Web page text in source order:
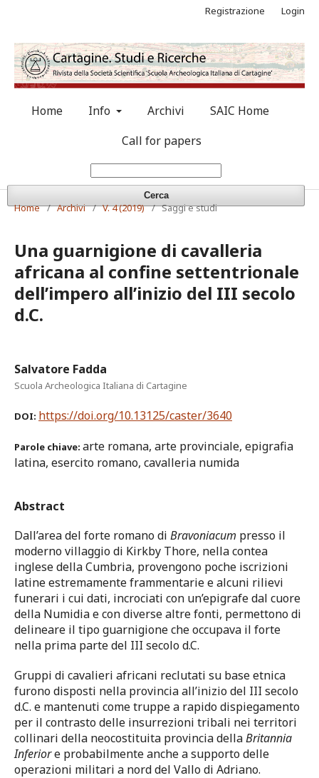
Home Info Archivi
SAIC Home
Call for papers
Cerca
Registrazione Login
Home / Archivi / V. 4 (2019) / Saggi e studi
Una guarnigione di cavalleria
africana al confine settentrionale
dell’impero all’inizio del III secolo
d.C.
Salvatore Fadda
Scuola Archeologica Italiana di Cartagine
DOI: https://doi.org/10.13125/caster/3640
Parole chiave: arte romana, arte provinciale, epigrafia
latina, esercito romano, cavalleria numida
Abstract
Dall’area del forte romano di Bravoniacum presso il
moderno villaggio di Kirkby Thore, nella contea
inglese della Cumbria, provengono poche iscrizioni
latine estremamente frammentarie e alcuni rilievi
funerari i cui dati, incrociati con un’epigrafe dal cuore
della Numidia e con diverse altre fonti, permettono di
delineare il tipo guarnigione che occupava il forte
nella prima parte del III secolo d.C.
Gruppi di cavalieri africani reclutati su base etnica
furono disposti nella provincia all’inizio del III secolo
d.C. e mantenuti come truppe a rapido dispiegamento
per il contrasto delle insurrezioni tribali nei territori
collinari della neocostituita provincia dellaBritannia
Inferiore probabilmente anche a supporto delle
operazioni militari a nord del Vallo di Adriano.